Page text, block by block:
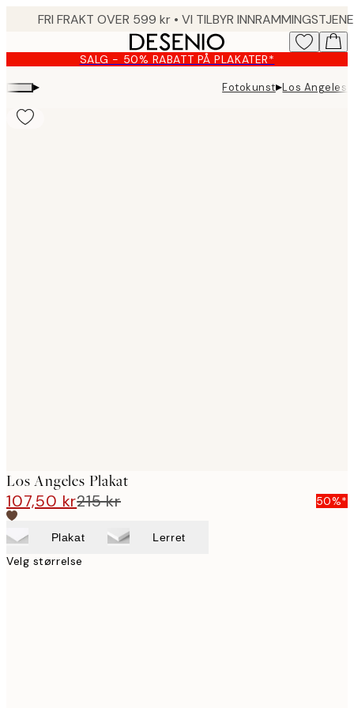
content.
SALG - 50% RABATT PÅ PLAKATER*
▸ Fotokunst▸Los Angeles
Los Angeles Plakat
107,50 kr215 kr 50%*
Plakat Lerret
Velg størrelse